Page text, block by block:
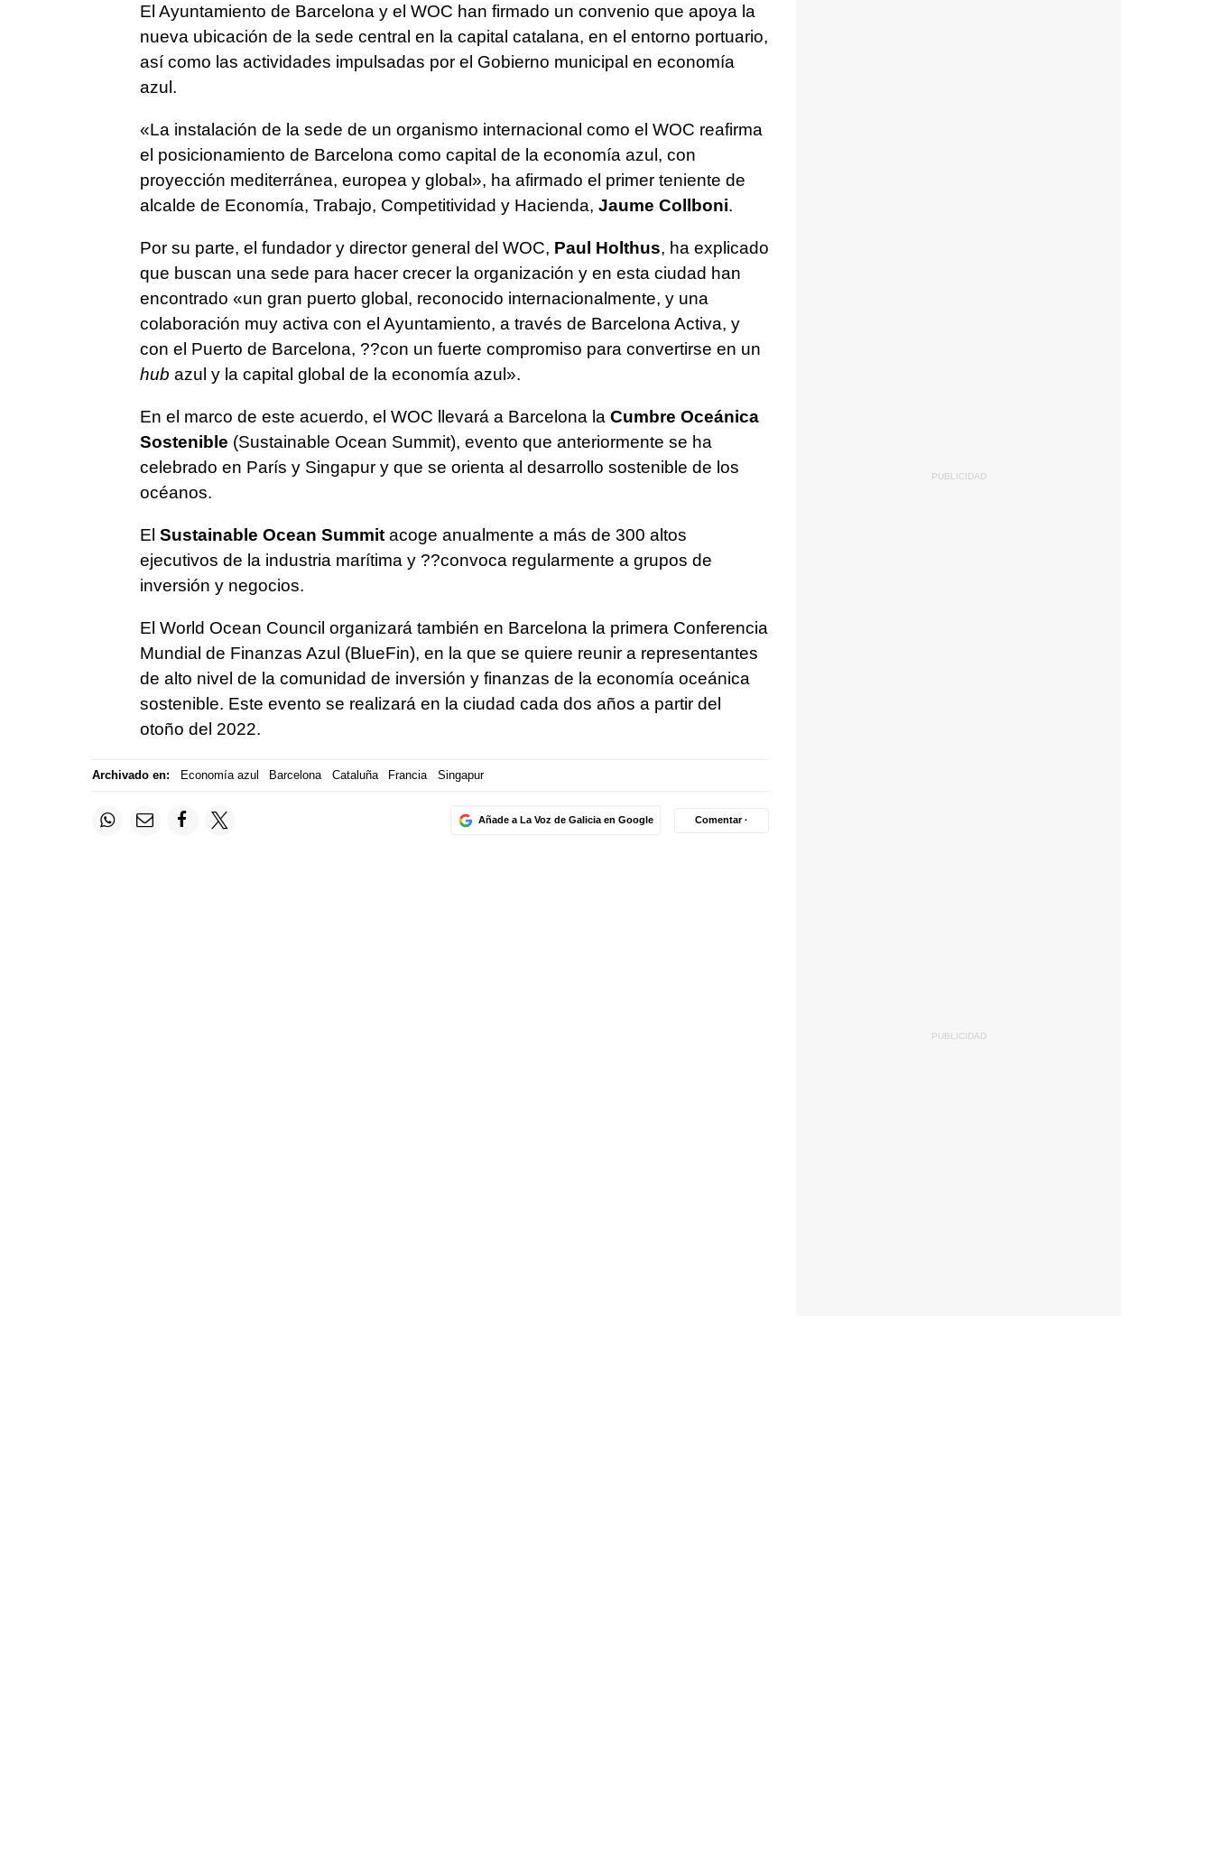
El Ayuntamiento de Barcelona y el WOC han firmado un convenio que apoya la
nueva ubicación de la sede central en la capital catalana, en el entorno portuario,
así como las actividades impulsadas por el Gobierno municipal en economía
azul.
«La instalación de la sede de un organismo internacional como el WOC reafirma
el posicionamiento de Barcelona como capital de la economía azul, con
proyección mediterránea, europea y global», ha afirmado el primer teniente de
alcalde de Economía, Trabajo, Competitividad y Hacienda, Jaume Collboni.
Por su parte, el fundador y director general del WOC, Paul Holthus, ha explicado
que buscan una sede para hacer crecer la organización y en esta ciudad han
encontrado «un gran puerto global, reconocido internacionalmente, y una
colaboración muy activa con el Ayuntamiento, a través de Barcelona Activa, y
con el Puerto de Barcelona, ??con un fuerte compromiso para convertirse en un
hub azul y la capital global de la economía azul».
En el marco de este acuerdo, el WOC llevará a Barcelona la Cumbre Oceánica
Sostenible (Sustainable Ocean Summit), evento que anteriormente se ha
celebrado en París y Singapur y que se orienta al desarrollo sostenible de los
océanos.
El Sustainable Ocean Summitacoge anualmente a más de 300 altos
ejecutivos de la industria marítima y ??convoca regularmente a grupos de
inversión y negocios.
El World Ocean Council organizará también en Barcelona la primera Conferencia
Mundial de Finanzas Azul (BlueFin), en la que se quiere reunir a representantes
de alto nivel de la comunidad de inversión y finanzas de la economía oceánica
sostenible. Este evento se realizará en la ciudad cada dos años a partir del
otoño del 2022.
Archivado en: Economía azul Barcelona Cataluña Francia Singapur
Añade a La Voz de Galicia en Google Comentar ·